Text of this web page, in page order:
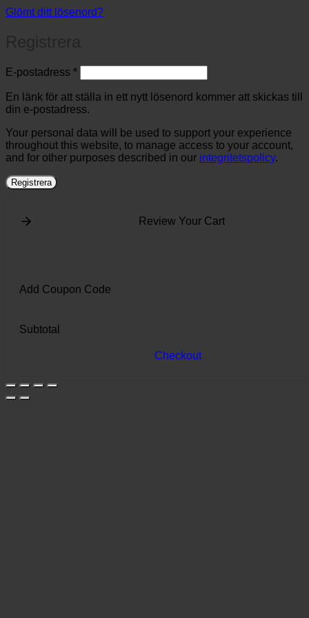
Glömt ditt lösenord?
E-postadress *Obligatoriskt
En länk för att ställa in ett nytt lösenord kommer att skickas till
din e-postadress.
Your personal data will be used to support your experience
throughout this website, to manage access to your account,
and for other purposes described in our integritetspolicy.
Registrera
Review Your Cart
Add Coupon Code
Subtotal
Checkout